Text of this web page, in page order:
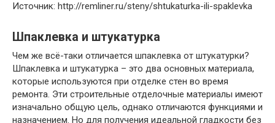
Источник: http://remliner.ru/steny/shtukaturka-ili-spaklevka
Шпаклевка и штукатурка
Чем же всё-таки отличается шпаклевка от штукатурки?
Шпаклевка и штукатурка – это два основных материала,
которые используются при отделке стен во время
ремонта. Эти строительные отделочные материалы имеют
изначально общую цель, однако отличаются функциями и
назначением. Но для получения идеальной гладкости без